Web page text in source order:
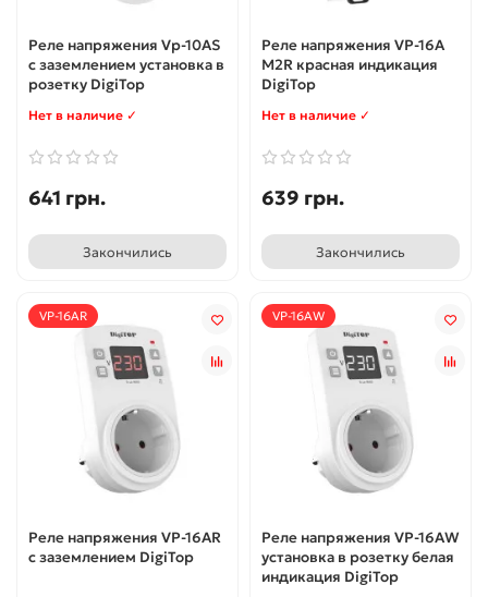
Реле напряжения Vp-10AS
с заземлением установка в
розетку DigiTop
Нет в наличие ✓
641 грн.
Закончились
Реле напряжения VP-16A
M2R красная индикация
DigiTop
Нет в наличие ✓
639 грн.
Закончились
VP-16AR
Реле напряжения VP-16AR
с заземлением DigiTop
VP-16AW
Реле напряжения VP-16AW
установка в розетку белая
индикация DigiTop